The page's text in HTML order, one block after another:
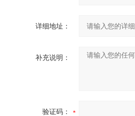
详细地址：
补充说明：
验证码：